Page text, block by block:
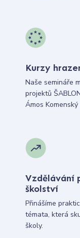
Kurzy
Naše semináře
projektů
Ámos Komenský
Vzdělávání
školství
Přinášíme
témata, která
školy.